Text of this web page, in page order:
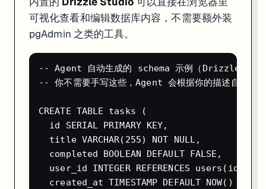
可视化查看和编辑数据库内容，不需要额外装
pgAdmin 之类的工具。
-- Agent 自动生成的 schema 示例（Drizzle ORM
-- 你不需要手写这些，Agent 会根据你的描述自动创建
CREATE TABLE tasks (
  id SERIAL PRIMARY KEY,
  title VARCHAR(255) NOT NULL,
  completed BOOLEAN DEFAULT FALSE,
  user_id INTEGER REFERENCES users(id),
  created_at TIMESTAMP DEFAULT NOW()